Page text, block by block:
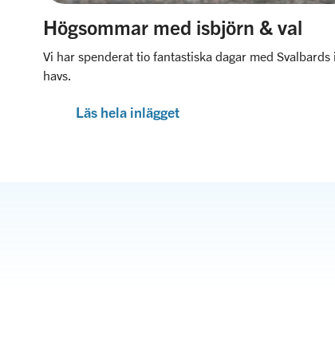
Högsommar med isbjörn & val
Vi har spenderat tio fantastiska dagar med
havs.
Läs hela inlägget